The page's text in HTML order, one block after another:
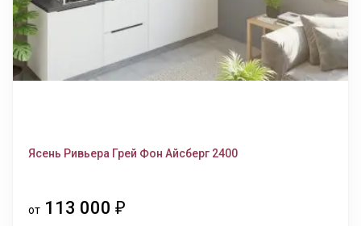
Ясень Ривьера Грей Фон Айсберг 2400
от 113 000 ₽